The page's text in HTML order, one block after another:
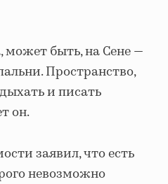
может быть, на Сене —
Пространство,
и писать
он.
заявил, что есть
невозможно